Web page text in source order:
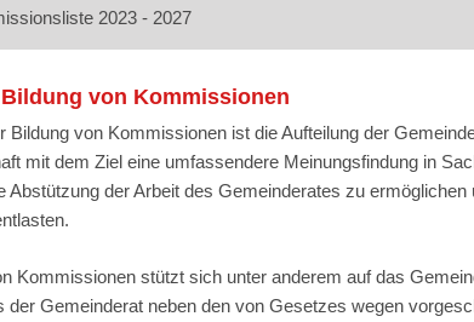
2023 - 2027
von Kommissionen
Bildung von Kommissionen ist die Aufteilung der
mit dem Ziel eine umfassendere Meinungsfindung in
Abstützung der Arbeit des Gemeinderates zu
Kommissionen stützt sich unter anderem auf das
der Gemeinderat neben den von Gesetzes wegen